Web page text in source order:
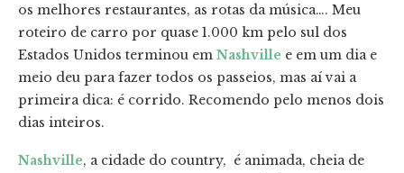
os melhores restaurantes, as rotas da música…. Meu
roteiro de carro por quase 1.000 km pelo sul dos
Estados Unidos terminou em Nashville e em um dia e
meio deu para fazer todos os passeios, mas aí vai a
primeira dica: é corrido. Recomendo pelo menos dois
dias inteiros.
Nashville, a cidade do country, é animada, cheia de